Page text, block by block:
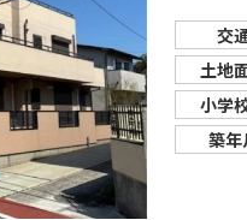
交
土地
小学
築年